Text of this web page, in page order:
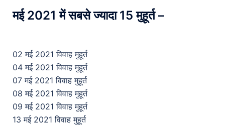
मई 2021 में सबसे ज्यादा 15 मुहूर्त –
02 मई 2021 विवाह मुहूर्त
04 मई 2021 विवाह मुहूर्त
07 मई 2021 विवाह मुहूर्त
08 मई 2021 विवाह मुहूर्त
09 मई 2021 विवाह मुहूर्त
13 मई 2021 विवाह मुहूर्त